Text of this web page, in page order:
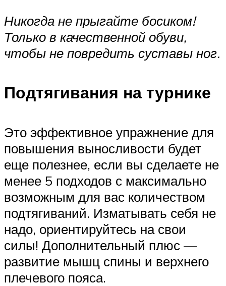
Никогда не прыгайте босиком!
Только в качественной обуви,
чтобы не повредить суставы ног.
Подтягивания на турнике
Это эффективное упражнение для
повышения выносливости будет
еще полезнее, если вы сделаете не
менее 5 подходов с максимально
возможным для вас количеством
подтягиваний. Изматывать себя не
надо, ориентируйтесь на свои
силы! Дополнительный плюс —
развитие мышц спины и верхнего
плечевого пояса.